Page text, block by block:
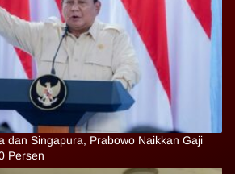
dan Singapura, Prabowo Naikkan Gaji
Persen